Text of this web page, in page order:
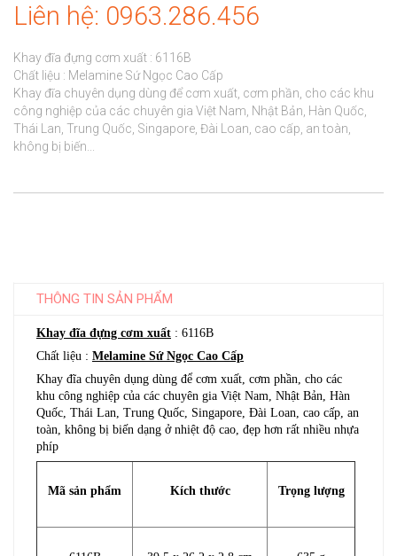
Liên hệ: 0963.286.456
Khay đĩa đựng cơm xuất : 6116B
Chất liệu : Melamine Sứ Ngọc Cao Cấp
Khay đĩa chuyên dụng dùng để cơm xuất, cơm phần, cho các khu
công nghiệp của các chuyên gia Việt Nam, Nhật Bản, Hàn Quốc,
Thái Lan, Trung Quốc, Singapore, Đài Loan, cao cấp, an toàn,
không bị biến...
THÔNG TIN SẢN PHẨM
Khay đĩa đựng cơm xuất : 6116B
Chất liệu : Melamine Sứ Ngọc Cao Cấp
Khay đĩa chuyên dụng dùng để cơm xuất, cơm phần, cho các
khu công nghiệp của các chuyên gia Việt Nam, Nhật Bản, Hàn
Quốc, Thái Lan, Trung Quốc, Singapore, Đài Loan, cao cấp, an
toàn, không bị biến dạng ở nhiệt độ cao, đẹp hơn rất nhiều nhựa
phíp
Mã sản phẩm Kích thước Trọng lượng